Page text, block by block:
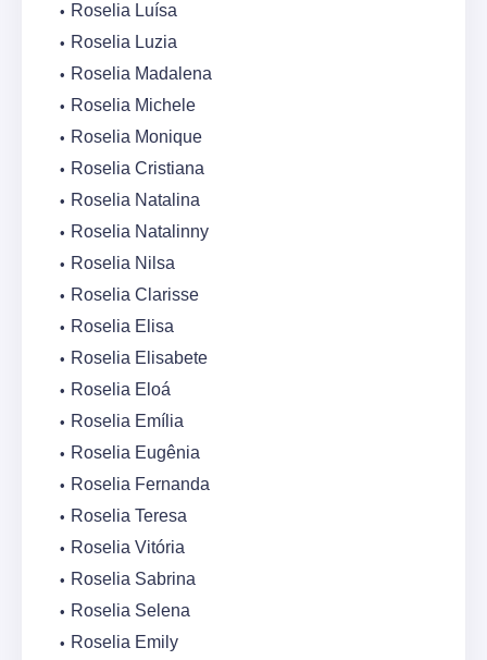
Roselia Luísa
Roselia Luzia
Roselia Madalena
Roselia Michele
Roselia Monique
Roselia Cristiana
Roselia Natalina
Roselia Natalinny
Roselia Nilsa
Roselia Clarisse
Roselia Elisa
Roselia Elisabete
Roselia Eloá
Roselia Emília
Roselia Eugênia
Roselia Fernanda
Roselia Teresa
Roselia Vitória
Roselia Sabrina
Roselia Selena
Roselia Emily